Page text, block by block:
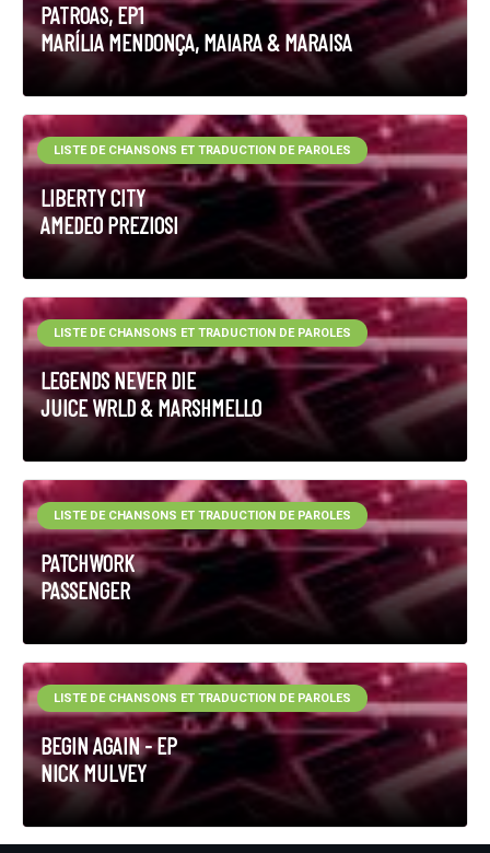
PATROAS, EP1
MARÍLIA MENDONÇA, MAIARA & MARAISA
LIBERTY CITY
AMEDEO PREZIOSI
LISTE DE CHANSONS ET TRADUCTION DE PAROLES
LEGENDS NEVER DIE
JUICE WRLD & MARSHMELLO
LISTE DE CHANSONS ET TRADUCTION DE PAROLES
PATCHWORK
PASSENGER
LISTE DE CHANSONS ET TRADUCTION DE PAROLES
BEGIN AGAIN - EP
NICK MULVEY
LISTE DE CHANSONS ET TRADUCTION DE PAROLES